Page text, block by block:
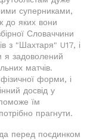
суперниками,
до яких вони
Словаччини
з "Шахтаря" U17, і
я задоволений
матчів.
форми, і
досвід у
їм
прагнути.
перед поєдинком